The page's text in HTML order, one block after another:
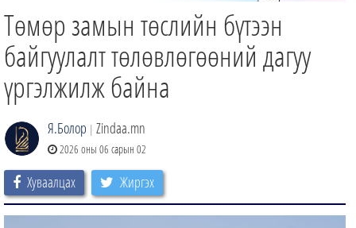
ӨГЛӨӨНИЙ СОНИН
АУДИО ЗОХИОЛ
ЗИНДАА СЭТГҮҮЛ
Төмөр замын төслийн бүтээн
байгуулалт төлөвлөгөөний дагуу
үргэлжилж байна
Я.Болор | Zindaa.mn
2026 оны 06 сарын 02
Хуваалцах Жиргэх